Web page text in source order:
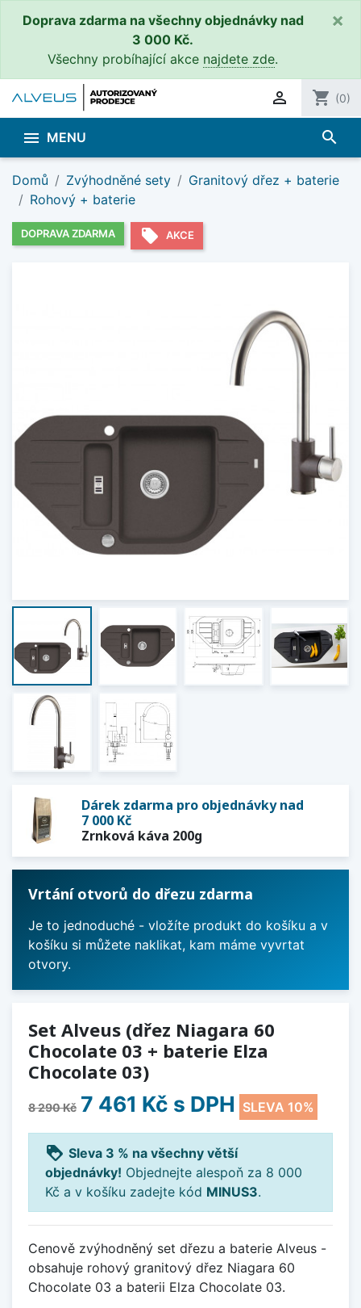
Doprava zdarma na všechny objednávky nad
3 000 Kč.
Všechny probíhající akce najdete zde.
×
 shopping_cart (0)
 MENU search
Domů Zvýhodněné sety
Granitový dřez + baterie
Rohový + baterie
DOPRAVA ZDARMA local_offer AKCE
Dárek zdarma pro objednávky nad
7 000 Kč
Zrnková káva 200g
Vrtání otvorů do dřezu zdarma
Je to jednoduché - vložíte produkt do košíku a v
košíku si můžete naklikat, kam máme vyvrtat
otvory.
Set Alveus (dřez Niagara 60
Chocolate 03 + baterie Elza
Chocolate 03)
8 290 Kč 7 461 Kč s DPH SLEVA 10%
loyalty Sleva 3 % na všechny větší
objednávky! Objednejte alespoň za 8 000
Kč a v košíku zadejte kód MINUS3.
Cenově zvýhodněný set dřezu a baterie Alveus -
obsahuje rohový granitový dřez Niagara 60
Chocolate 03 a baterii Elza Chocolate 03.